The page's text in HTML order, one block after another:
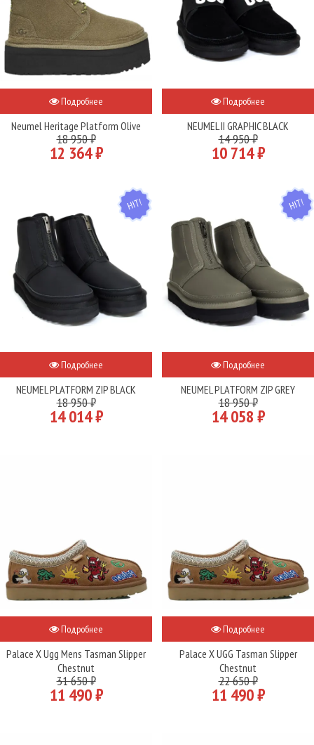
Подробнее
Neumel Heritage Platform Olive
18 950 ₽
12 364 ₽
Подробнее
NEUMEL II GRAPHIC BLACK
14 950 ₽
10 714 ₽
HIT
Подробнее
NEUMEL PLATFORM ZIP BLACK
18 950 ₽
14 014 ₽
HIT
Подробнее
NEUMEL PLATFORM ZIP GREY
18 950 ₽
14 058 ₽
Подробнее
Palace X Ugg Mens Tasman Slipper
Chestnut
31 650 ₽
11 490 ₽
Подробнее
Palace X UGG Tasman Slipper
Chestnut
22 650 ₽
11 490 ₽